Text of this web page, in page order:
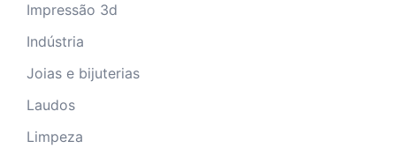
Impressão 3d
Indústria
Joias e bijuterias
Laudos
Limpeza